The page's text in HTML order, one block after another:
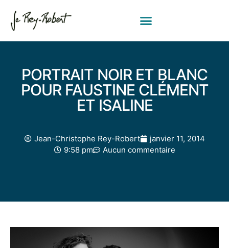
PORTRAIT NOIR ET BLANC
POUR FAUSTINE CLÉMENT
ET ISALINE
Jean-Christophe Rey-Robert
janvier 11, 2014
9:58 pm
Aucun commentaire